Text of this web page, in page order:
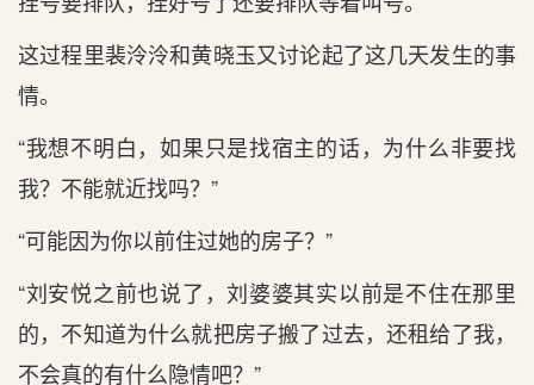
这过程里裴泠泠和黄晓玉又讨论起了这几天发生的事
情。
“我想不明白，如果只是找宿主的话，为什么非要找
我？不能就近找吗？”
“可能因为你以前住过她的房子？”
“刘安悦之前也说了，刘婆婆其实以前是不住在那里
的，不知道为什么就把房子搬了过去，还租给了我，
不会真的有什么隐情吧？”